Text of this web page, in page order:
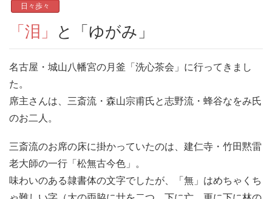
日々歩々
「泪」と「ゆがみ」
名古屋・城山八幡宮の月釜「洗心茶会」に行ってきまし
た。
席主さんは、三斎流・森山宗甫氏と志野流・蜂谷なをみ氏
のお二人。
三斎流のお席の床に掛かっていたのは、建仁寺・竹田黙雷
老大師の一行「松無古今色」。
味わいのある隷書体の文字でしたが、「無」はめちゃくち